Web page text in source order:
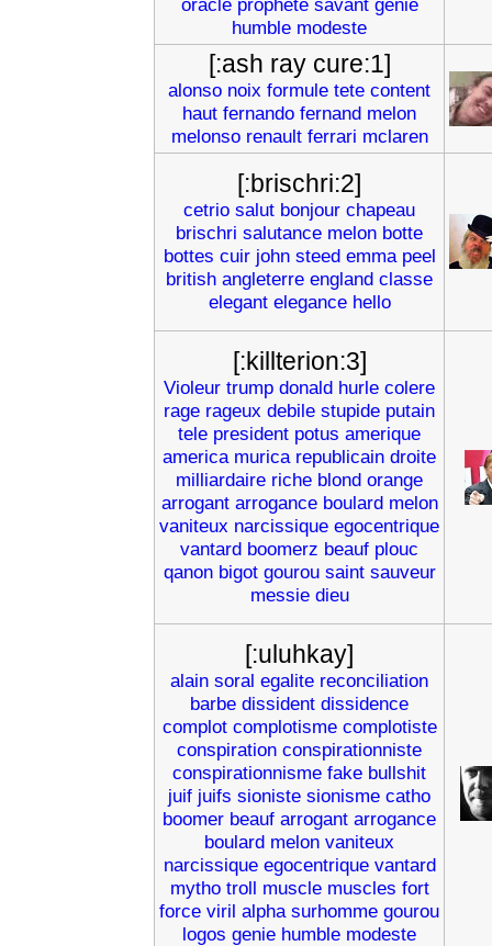
oracle prophete savant genie
humble modeste
[:ash ray cure:1]
alonso noix formule tete content
haut fernando fernand melon
melonso renault ferrari mclaren
[:brischri:2]
cetrio salut bonjour chapeau
brischri salutance melon botte
bottes cuir john steed emma peel
british angleterre england classe
elegant elegance hello
[:killterion:3]
Violeur trump donald hurle colere
rage rageux debile stupide putain
tele president potus amerique
america murica republicain droite
milliardaire riche blond orange
arrogant arrogance boulard melon
vaniteux narcissique egocentrique
vantard boomerz beauf plouc
qanon bigot gourou saint sauveur
messie dieu
[:uluhkay]
alain soral egalite reconciliation
barbe dissident dissidence
complot complotisme complotiste
conspiration conspirationniste
conspirationnisme fake bullshit
juif juifs sioniste sionisme catho
boomer beauf arrogant arrogance
boulard melon vaniteux
narcissique egocentrique vantard
mytho troll muscle muscles fort
force viril alpha surhomme gourou
logos genie humble modeste